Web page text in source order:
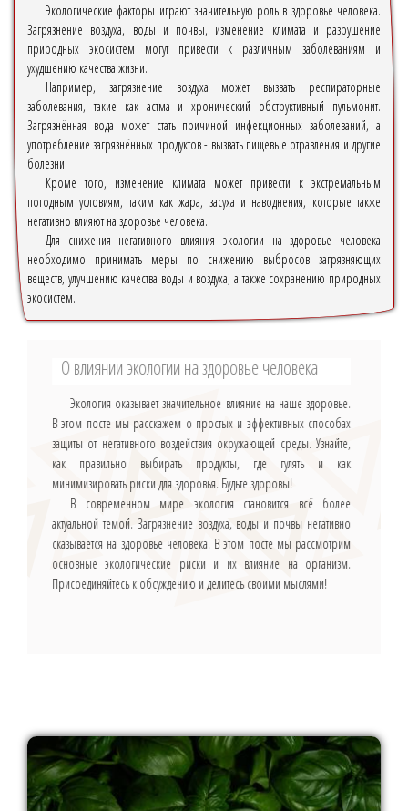
Экологические факторы играют значительную роль в здоровье человека.
Загрязнение воздуха, воды и почвы, изменение климата и разрушение
природных экосистем могут привести к различным заболеваниям и
ухудшению качества жизни.
Например, загрязнение воздуха может вызвать респираторные
заболевания, такие как астма и хронический обструктивный пульмонит.
Загрязнённая вода может стать причиной инфекционных заболеваний, а
употребление загрязнённых продуктов - вызвать пищевые отравления и другие
болезни.
Кроме того, изменение климата может привести к экстремальным
погодным условиям, таким как жара, засуха и наводнения, которые также
негативно влияют на здоровье человека.
Для снижения негативного влияния экологии на здоровье человека
необходимо принимать меры по снижению выбросов загрязняющих
веществ, улучшению качества воды и воздуха, а также сохранению природных
экосистем.
О влиянии экологии на здоровье человека
Экология оказывает значительное влияние на наше здоровье.
В этом посте мы расскажем о простых и эффективных способах
защиты от негативного воздействия окружающей среды. Узнайте,
как правильно выбирать продукты, где гулять и как
минимизировать риски для здоровья. Будьте здоровы!
В современном мире экология становится всё более
актуальной темой. Загрязнение воздуха, воды и почвы негативно
сказывается на здоровье человека. В этом посте мы рассмотрим
основные экологические риски и их влияние на организм.
Присоединяйтесь к обсуждению и делитесь своими мыслями!